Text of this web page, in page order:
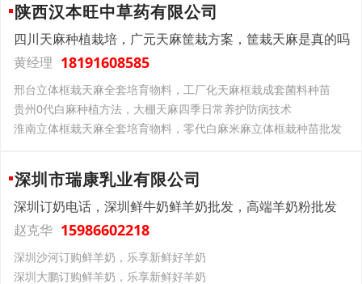
陕西汉本旺中草药有限公司
四川天麻种植栽培，广元天麻筐栽方案，筐栽天麻是真的吗
黄经理 18191608585
邢台立体框栽天麻全套培育物料，工厂化天麻框栽成套菌料种苗
贵州0代白麻种植方法，大棚天麻四季日常养护防病技术
淮南立体框栽天麻全套培育物料，零代白麻米麻立体框栽种苗批发
深圳市瑞康乳业有限公司
深圳订奶电话，深圳鲜牛奶鲜羊奶批发，高端羊奶粉批发
赵克华 15986602218
深圳沙河订购鲜羊奶，乐享新鲜好羊奶
深圳大鹏订购鲜羊奶，乐享新鲜好羊奶